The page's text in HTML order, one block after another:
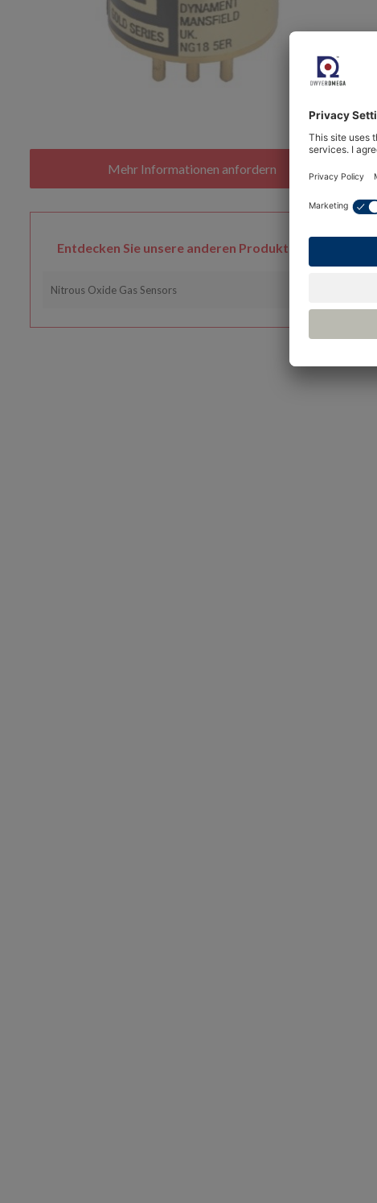
Entdecken Sie unsere anderen Produktreihen
Nitrous Oxide Gas Sensors